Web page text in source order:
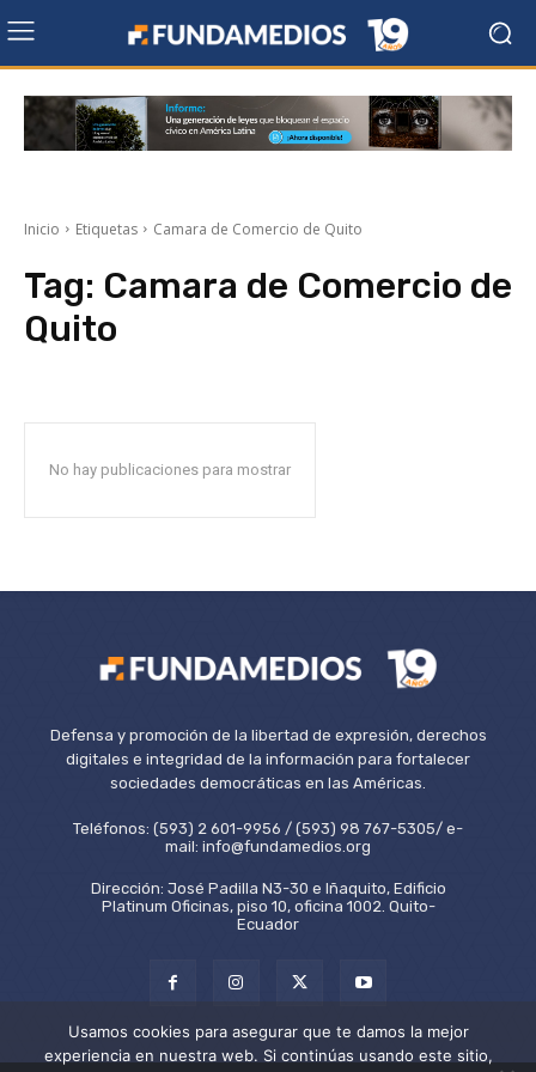
Inicio Etiquetas Camara de Comercio de Quito
Tag: Camara de Comercio de
Quito
No hay publicaciones para mostrar
Defensa y promoción de la libertad de expresión, derechos
digitales e integridad de la información para fortalecer
sociedades democráticas en las Américas.
Teléfonos: (593) 2 601-9956 / (593) 98 767-5305/ e-
mail: info@fundamedios.org
Dirección: José Padilla N3-30 e Iñaquito, Edificio
Platinum Oficinas, piso 10, oficina 1002. Quito-
Ecuador
Usamos cookies para asegurar que te damos la mejor
experiencia en nuestra web. Si continúas usando este sitio,